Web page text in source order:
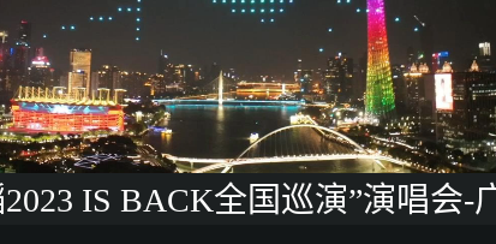
IS BACK全国巡演”演唱会-